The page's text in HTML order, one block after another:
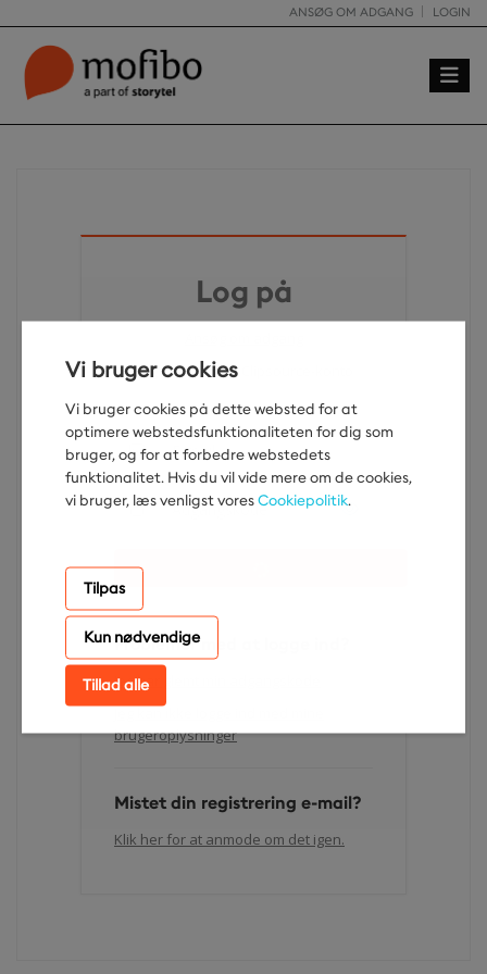
Vi bruger cookies
Vi bruger cookies på dette websted for at
optimere webstedsfunktionaliteten for dig som
bruger, og for at forbedre webstedets
funktionalitet. Hvis du vil vide mere om de cookies,
vi bruger, læs venligst vores Cookiepolitik.
Tilpas
Kun nødvendige
Tillad alle
ANSØG OM ADGANG LOGIN
Log på
Log ind med din Clipsource-konto
Problemer med at logge ind?
Jeg har glemt min adgangskode
Jeg kan ikke logge ind med mine
brugeroplysninger
Mistet din registrering e-mail?
Klik her for at anmode om det igen.